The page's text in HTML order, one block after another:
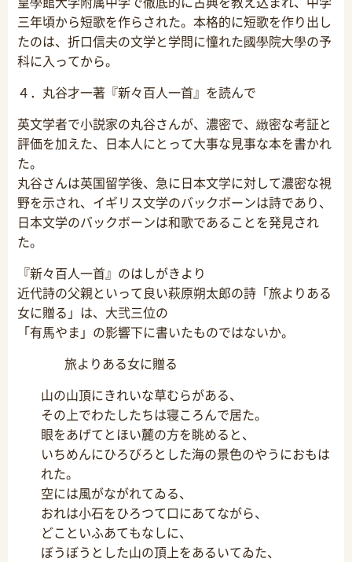
三年頃から短歌を作らされた。本格的に短歌を作り出し
たのは、折口信夫の文学と学問に憧れた國學院大學の予
科に入ってから。
４．丸谷才一著『新々百人一首』を読んで
英文学者で小説家の丸谷さんが、濃密で、緻密な考証と
評価を加えた、日本人にとって大事な見事な本を書かれ
た。
丸谷さんは英国留学後、急に日本文学に対して濃密な視
野を示され、イギリス文学のバックボーンは詩であり、
日本文学のバックボーンは和歌であることを発見され
た。
『新々百人一首』のはしがきより
近代詩の父親といって良い萩原朔太郎の詩「旅よりある
女に贈る」は、大弐三位の
「有馬やま」の影響下に書いたものではないか。
旅よりある女に贈る
山の山頂にきれいな草むらがある、
その上でわたしたちは寝ころんで居た。
眼をあげてとほい麓の方を眺めると、
いちめんにひろびろとした海の景色のやうにおもは
れた。
空には風がながれてゐる、
おれは小石をひろつて口にあてながら、
どこといふあてもなしに、
ぼうぼうとした山の頂上をあるいてゐた、